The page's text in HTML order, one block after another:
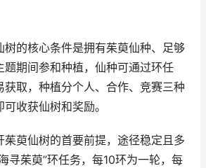
树的核心条件是拥有茱萸仙种、足够
题期间参和种植，仙种可通过环任
获取，种植分个人、合作、竞赛三种
收获仙树和奖励。
茱萸仙树的首要前提，途径稳定且多
寻茱萸”环任务，每10环为一轮，每